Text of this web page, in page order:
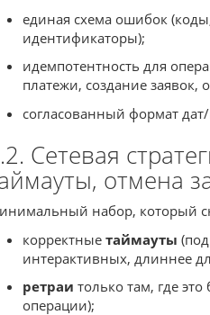
единая схема ошибок
идентификаторы);
идемпотентность для
платежи, создание заявок,
согласованный формат
Сетевая
отмена
набор, который
корректные таймауты
интерактивных, длиннее
ретраи только там, где
операции);